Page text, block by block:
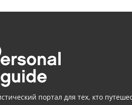
портал для тех, кто